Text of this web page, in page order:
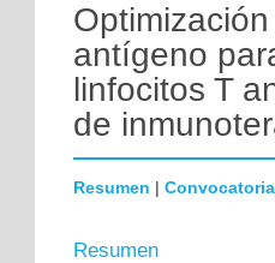
antígeno
linfocitos T
de
Resumen | Convocatoria
Resumen